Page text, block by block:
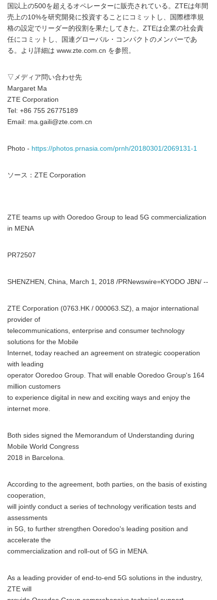
国以上の500を超えるオペレーターに販売されている。ZTEは年間
売上の10%を研究開発に投資することにコミットし、国際標準規
格の設定でリーダー的役割を果たしてきた。ZTEは企業の社会責
任にコミットし、国連グローバル・コンパクトのメンバーであ
る。より詳細は www.zte.com.cn を参照。
▽メディア問い合わせ先
Margaret Ma
ZTE Corporation
Tel: +86 755 26775189
Email: ma.gaili@zte.com.cn
Photo - https://photos.prnasia.com/prnh/20180301/2069131-1
ソース：ZTE Corporation
ZTE teams up with Ooredoo Group to lead 5G commercialization
in MENA
PR72507
SHENZHEN, China, March 1, 2018 /PRNewswire=KYODO JBN/ --
ZTE Corporation (0763.HK / 000063.SZ), a major international
provider of
telecommunications, enterprise and consumer technology
solutions for the Mobile
Internet, today reached an agreement on strategic cooperation
with leading
operator Ooredoo Group. That will enable Ooredoo Group's 164
million customers
to experience digital in new and exciting ways and enjoy the
internet more.
Both sides signed the Memorandum of Understanding during
Mobile World Congress
2018 in Barcelona.
According to the agreement, both parties, on the basis of existing
cooperation,
will jointly conduct a series of technology verification tests and
assessments
in 5G, to further strengthen Ooredoo's leading position and
accelerate the
commercialization and roll-out of 5G in MENA.
As a leading provider of end-to-end 5G solutions in the industry,
ZTE will